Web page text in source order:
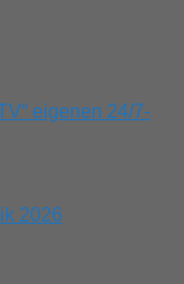
eigenen 24/7-